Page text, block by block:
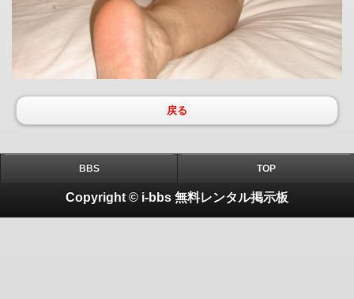
戻る
BBS TOP
Copyright © i-bbs 無料レンタル掲示板